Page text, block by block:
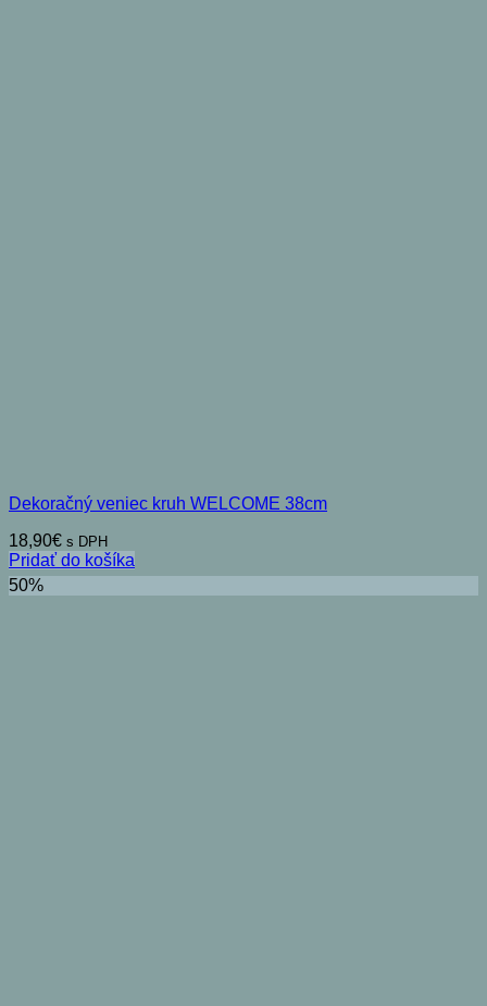
Dekoračný veniec kruh WELCOME 38cm
18,90€ s DPH
Pridať do košíka
50%